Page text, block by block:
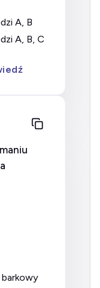
A, B
A, B, C
barkowy